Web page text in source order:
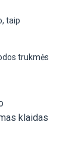
taip
trukmės
klaidas